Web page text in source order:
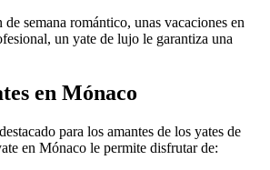
semana romántico, unas vacaciones en
un yate de lujo le garantiza una
en Mónaco
para los amantes de los yates de
en Mónaco le permite disfrutar de: